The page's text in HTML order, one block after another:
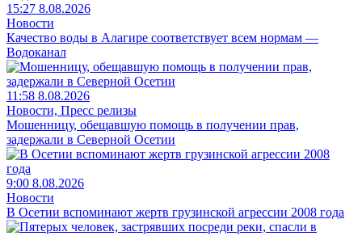
15:27 8.08.2026
Новости
Качество воды в Алагире соответствует всем нормам —
Водоканал
11:58 8.08.2026
Новости, Пресс релизы
Мошенницу, обещавшую помощь в получении прав,
задержали в Северной Осетии
9:00 8.08.2026
Новости
В Осетии вспоминают жертв грузинской агрессии 2008 года